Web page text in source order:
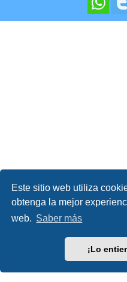
Este sitio web utiliza
obtenga la mejor
web. Saber más
¡Lo